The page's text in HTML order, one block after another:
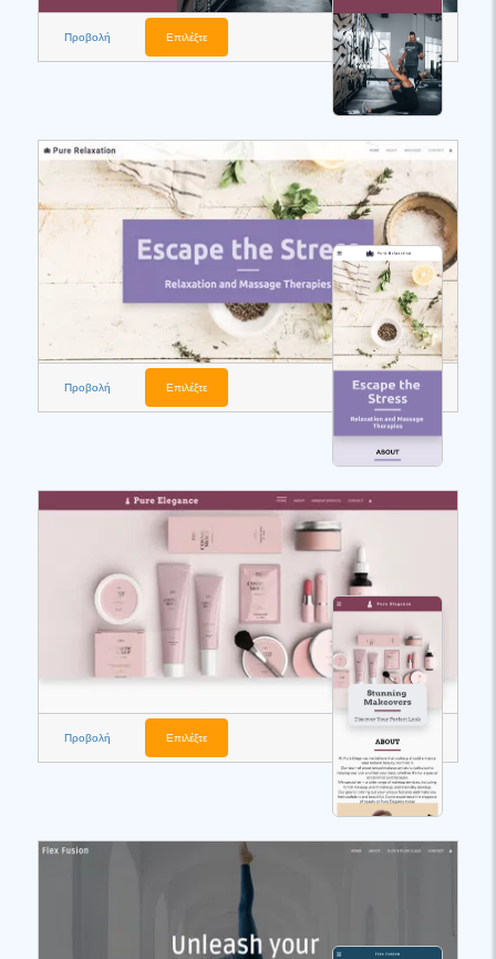
Προβολή Επιλέξτε
Προβολή Επιλέξτε
Προβολή Επιλέξτε